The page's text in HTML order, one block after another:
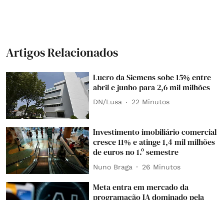
Artigos Relacionados
Lucro da Siemens sobe 15% entre
abril e junho para 2,6 mil milhões
DN/Lusa 22 Minutos
Investimento imobiliário comercial
cresce 11% e atinge 1,4 mil milhões
de euros no 1.º semestre
Nuno Braga 26 Minutos
Meta entra em mercado da
programação IA dominado pela